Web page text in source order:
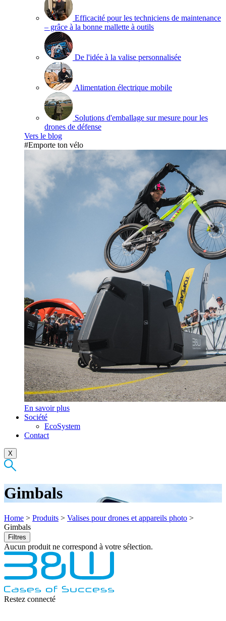
Efficacité pour les techniciens de maintenance
– grâce à la bonne mallette à outils
De l'idée à la valise personnalisée
Alimentation électrique mobile
Solutions d'emballage sur mesure pour les
drones de défense
Vers le blog
#Emporte ton vélo
En savoir plus
Société
EcoSystem
Contact
X
Gimbals
Home > Produits > Valises pour drones et appareils photo >
Gimbals
Filtres
Aucun produit ne correspond à votre sélection.
Restez connecté